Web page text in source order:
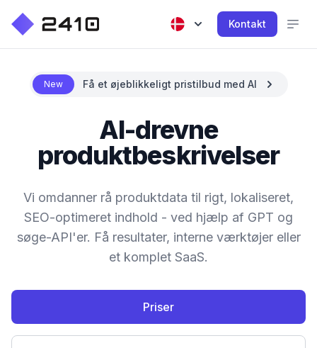
Kontakt
New Få et øjeblikkeligt pristilbud med AI
AI-drevne
produktbeskrivelser
Vi omdanner rå produktdata til rigt, lokaliseret,
SEO-optimeret indhold - ved hjælp af GPT og
søge-API'er. Få resultater, interne værktøjer eller
et komplet SaaS.
Priser